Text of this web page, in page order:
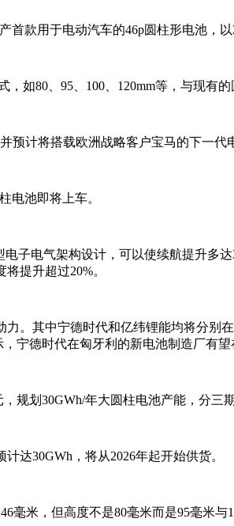
款用于电动汽车的46p圆柱形电池，
如80、95、100、120mm等，与现有
预计将搭载欧洲战略客户宝马的下一代
电池即将上车。
子电气架构设计，可以使续航提升多
提升超过20%。
。其中宁德时代和亿纬锂能均将分别
宁德时代在匈牙利的新电池制造厂有
规划30GWh/年大圆柱电池产能，分三期
达30GWh，将从2026年起开始供货。
毫米，但高度不是80毫米而是95毫米与